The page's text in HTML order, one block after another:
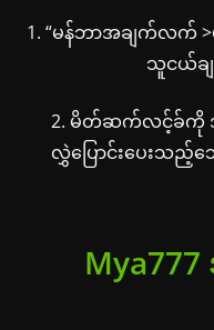
1. “မန်ဘာအချက်လက်
သူငယ်ချ
2. မိတ်ဆက်လင့်ခ်ကို အ
လွှဲပြောင်းပေးသ